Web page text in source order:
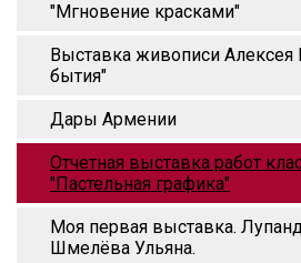
"Мгновение красками"
Выставка живописи Алексея
бытия"
Дары Армении
Отчетная выставка работ
"Пастельная графика"
Моя первая выставка.
Шмелёва Ульяна.